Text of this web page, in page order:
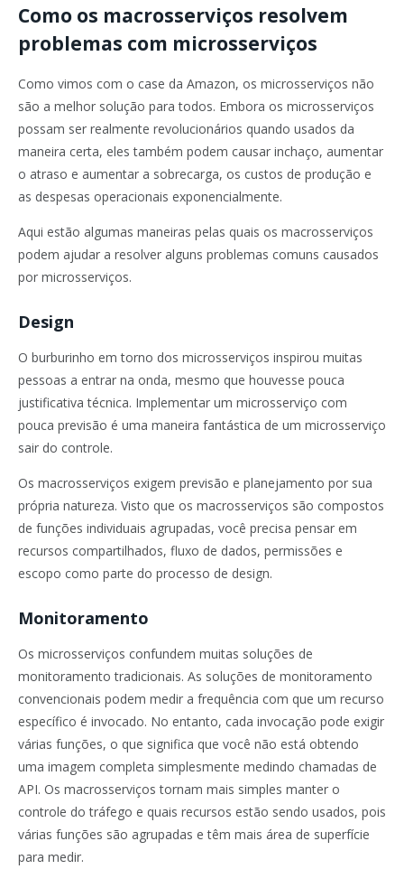
Como os macrosserviços resolvem
problemas com microsserviços
Como vimos com o case da Amazon, os microsserviços não
são a melhor solução para todos. Embora os microsserviços
possam ser realmente revolucionários quando usados ​​da
maneira certa, eles também podem causar inchaço, aumentar
o atraso e aumentar a sobrecarga, os custos de produção e
as despesas operacionais exponencialmente.
Aqui estão algumas maneiras pelas quais os macrosserviços
podem ajudar a resolver alguns problemas comuns causados ​​
por microsserviços.
Design
O burburinho em torno dos microsserviços inspirou muitas
pessoas a entrar na onda, mesmo que houvesse pouca
justificativa técnica. Implementar um microsserviço com
pouca previsão é uma maneira fantástica de um microsserviço
sair do controle.
Os macrosserviços exigem previsão e planejamento por sua
própria natureza. Visto que os macrosserviços são compostos
de funções individuais agrupadas, você precisa pensar em
recursos compartilhados, fluxo de dados, permissões e
escopo como parte do processo de design.
Monitoramento
Os microsserviços confundem muitas soluções de
monitoramento tradicionais. As soluções de monitoramento
convencionais podem medir a frequência com que um recurso
específico é invocado. No entanto, cada invocação pode exigir
várias funções, o que significa que você não está obtendo
uma imagem completa simplesmente medindo chamadas de
API. Os macrosserviços tornam mais simples manter o
controle do tráfego e quais recursos estão sendo usados, pois
várias funções são agrupadas e têm mais área de superfície
para medir.